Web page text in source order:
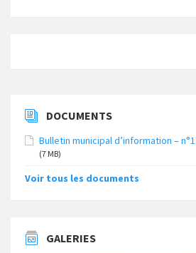
DOCUMENTS
Bulletin municipal d’information –
(7 MB)
Voir tous les documents
GALERIES